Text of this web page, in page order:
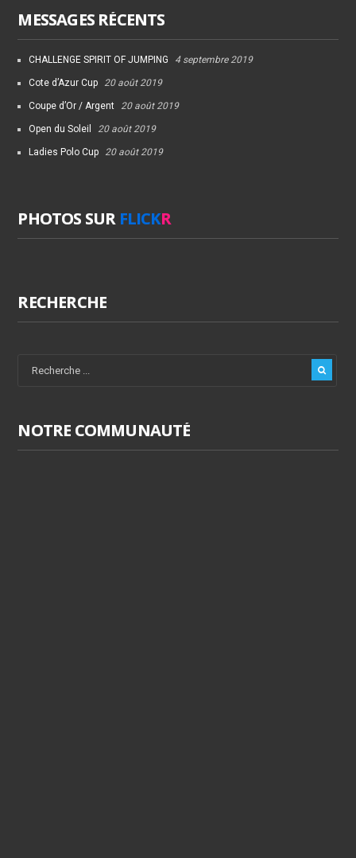
MESSAGES RÉCENTS
CHALLENGE SPIRIT OF JUMPING 4 septembre 2019
Cote d’Azur Cup 20 août 2019
Coupe d’Or / Argent 20 août 2019
Open du Soleil 20 août 2019
Ladies Polo Cup 20 août 2019
PHOTOS SUR FLICKR
RECHERCHE
NOTRE COMMUNAUTÉ